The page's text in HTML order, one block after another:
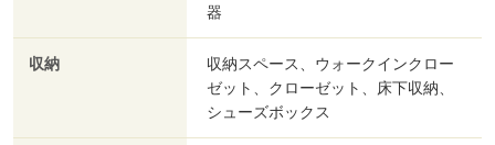
器
収納
収納スペース、ウォークインクロー
ゼット、クローゼット、床下収納、
シューズボックス